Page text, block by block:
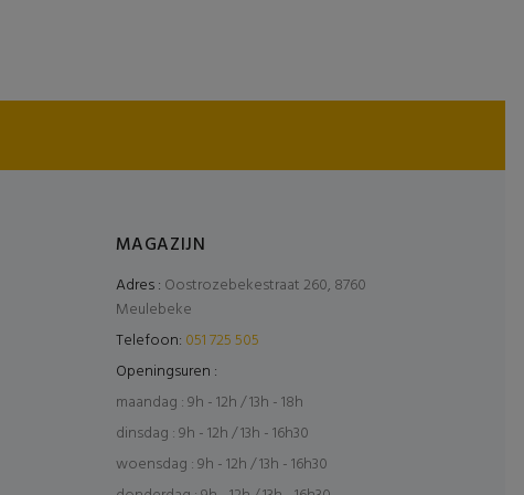
MAGAZIJN
Adres : Oostrozebekestraat 260, 8760
Meulebeke
Telefoon: 051 725 505
Openingsuren :
maandag : 9h - 12h / 13h - 18h
dinsdag : 9h - 12h / 13h - 16h30
woensdag : 9h - 12h / 13h - 16h30